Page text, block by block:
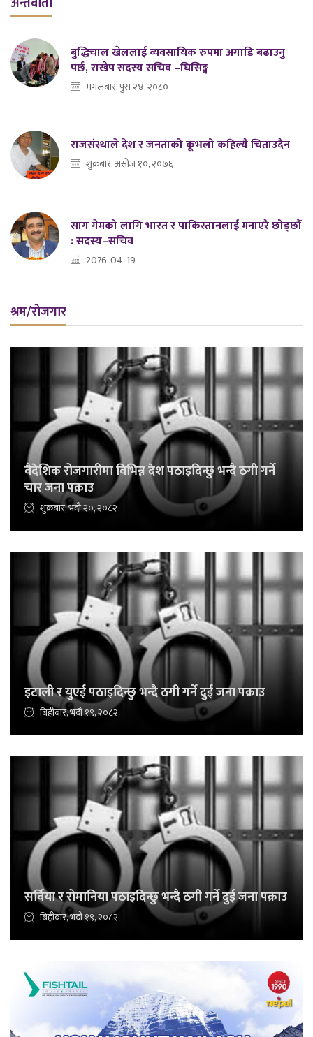
बुद्धिचाल खेललाई व्यवसायिक रुपमा अगाडि बढाउनु
पर्छ, राखेप सदस्य सचिव –घिसिङ्ग
मंगलबार, पुस २४, २०८०
राजसंस्थाले देश र जनताको कूभलो कहिल्यै चिताउदैन
शुक्रबार, असोज १०, २०७६
साग गेमको लागि भारत र पाकिस्तानलाई मनाएरै छोड्छौं
: सदस्य–सचिव
2076-04-19
श्रम/रोजगार
वैदेशिक रोजगारीमा विभिन्न देश पठाइदिन्छु भन्दै ठगी गर्ने
चार जना पक्राउ
शुक्रबार, भदौ २०, २०८२
इटाली र युएई पठाइदिन्छु भन्दै ठगी गर्ने दुई जना पक्राउ
बिहीबार, भदौ १९, २०८२
सर्विया र रोमानिया पठाइदिन्छु भन्दै ठगी गर्ने दुई जना पक्राउ
बिहीबार, भदौ १९, २०८२